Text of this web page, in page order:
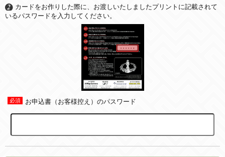
カードをお作りした際に、お渡しいたしましたプリントに記載されて
いるパスワードを入力してください。
お申込書（お客様控え）のパスワード